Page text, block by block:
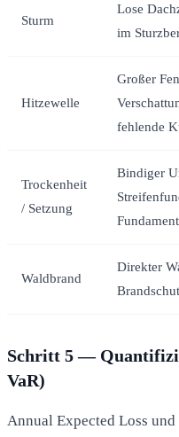
Sturm
Lose
im
Hitzewelle
Großer
fehlende
Trockenheit
/ Setzung
Bindiger
Waldbrand
Direkter
Schritt 5 —
VaR)
Annual Expected Loss